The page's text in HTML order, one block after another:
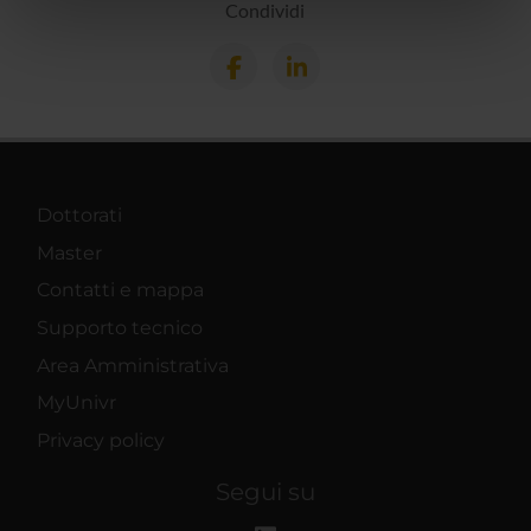
nostri partner che si occupano di analisi dei dati web,
con altre informazioni che hai fornito loro o che hanno
Condividi
Dottorati
Master
Contatti e mappa
Supporto tecnico
Area Amministrativa
MyUnivr
Privacy policy
Segui su